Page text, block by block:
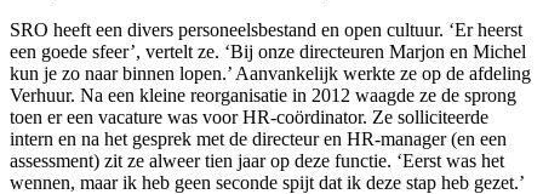
SRO heeft een divers personeelsbestand en open cultuur. ‘Er heerst
een goede sfeer’, vertelt ze. ‘Bij onze directeuren Marjon en Michel
kun je zo naar binnen lopen.’ Aanvankelijk werkte ze op de afdeling
Verhuur. Na een kleine reorganisatie in 2012 waagde ze de sprong
toen er een vacature was voor HR-coördinator. Ze solliciteerde
intern en na het gesprek met de directeur en HR-manager (en een
assessment) zit ze alweer tien jaar op deze functie. ‘Eerst was het
wennen, maar ik heb geen seconde spijt dat ik deze stap heb gezet.’